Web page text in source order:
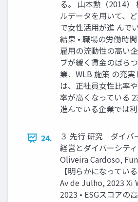
る。 山本勲（2014）
ルデータを用いて、
で女性活用が進 んで
結果 • 職場の労働時間
雇用の流動性の高い
ブが緩く賃金のばら
業、WLB 施策 の充
は、正社員女性比率
率が高くなっている
進んでいる企業では
24.
３ 先行 研究｜ダイバ
経営とダイバーシテ
Oliveira Cardoso,
【明らかになってい
Av de Julho, 2023 Xi
2023 • ESGスコアの